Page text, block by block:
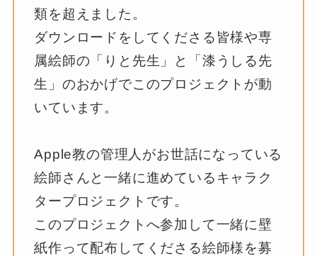
類を超えました。
ダウンロードをしてくださる皆様や専
属絵師の「りと先生」と「漆うしる先
生」のおかげでこのプロジェクトが動
いています。
Apple教の管理人がお世話になっている
絵師さんと一緒に進めているキャラク
タープロジェクトです。
このプロジェクトへ参加して一緒に壁
紙作って配布してくださる絵師様を募